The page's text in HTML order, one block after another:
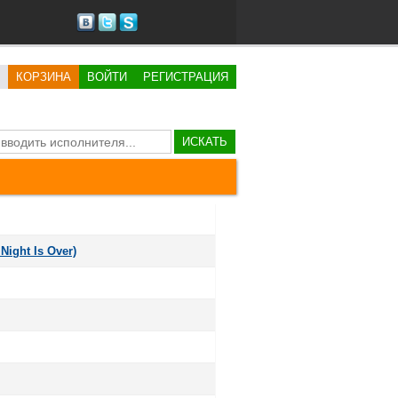
КОРЗИНА ВОЙТИ РЕГИСТРАЦИЯ
ИСКАТЬ
Is Over)